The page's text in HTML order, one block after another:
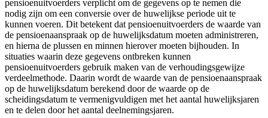
pensioenuitvoerders verplicht om de gegevens op te nemen die
nodig zijn om een conversie over de huwelijkse periode uit te
kunnen voeren. Dit betekent dat pensioenuitvoerders de waarde van
de pensioenaanspraak op de huwelijksdatum moeten administreren,
en hierna de plussen en minnen hierover moeten bijhouden. In
situaties waarin deze gegevens ontbreken kunnen
pensioenuitvoerders gebruik maken van de verhoudingsgewijze
verdeelmethode. Daarin wordt de waarde van de pensioenaanspraak
op de huwelijksdatum berekend door de waarde op de
scheidingsdatum te vermenigvuldigen met het aantal huwelijksjaren
en te delen door het aantal deelnemingsjaren.